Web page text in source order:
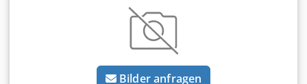
nach FEM-4.004 (UVV) Vorgaben. Über 350 Fahrzeuge auf
Lager Individuelle Umbauten jeglicher Art auf
Kundenwunsch möglich. Internationaler Transport mit
passenden Fahrzeugen und Zollabfertigung auf Anfrage
möglich. Überzeugen Sie sich selbst und besuchen Sie uns
in unserem Werk. Dksdpfxsy Rm A To Aiwor Friedmann
Bilder anfragen